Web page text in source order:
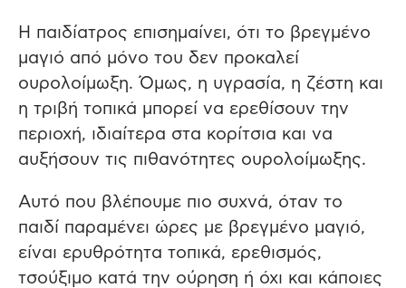
Η παιδίατρος επισημαίνει, ότι το βρεγμένο
μαγιό από μόνο του δεν προκαλεί
ουρολοίμωξη. Όμως, η υγρασία, η ζέστη και
η τριβή τοπικά μπορεί να ερεθίσουν την
περιοχή, ιδιαίτερα στα κορίτσια και να
αυξήσουν τις πιθανότητες ουρολοίμωξης.
Αυτό που βλέπουμε πιο συχνά, όταν το
παιδί παραμένει ώρες με βρεγμένο μαγιό,
είναι ερυθρότητα τοπικά, ερεθισμός,
τσούξιμο κατά την ούρηση ή όχι και κάποιες